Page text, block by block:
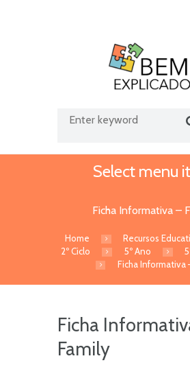
Select menu
Ficha Informativa –
Home
Recursos
2º Ciclo
5º Ano
Ficha Informativa
Ficha
Family